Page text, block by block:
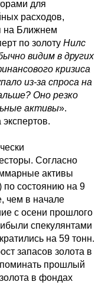
для
расходов,
на Ближнем
по золоту Нилс
видим в других
кризиса
из-за спроса на
Оно резко
активы».
Согласно
активы
состоянию на 9
чем в начале
с осени прошлого
спекулянтами
на 59 тонн.
запасов золота в
прошлый
в фондах